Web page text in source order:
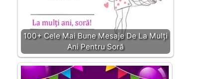
100+ Cele Mai Bune Mesaje De La Mulți
Ani Pentru Soră